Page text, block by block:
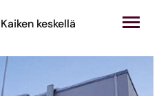
Kauppakeskus Sampokeskus
Kaiken keskellä